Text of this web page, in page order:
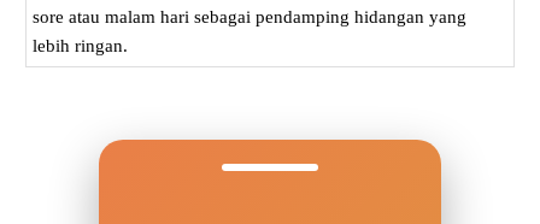
sore atau malam hari sebagai pendamping hidangan yang
lebih ringan.